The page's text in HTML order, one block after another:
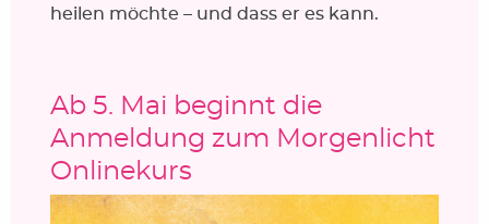
heilen möchte – und dass er es kann.
Ab 5. Mai beginnt die
Anmeldung zum Morgenlicht
Onlinekurs